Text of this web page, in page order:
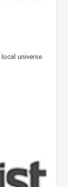
universe